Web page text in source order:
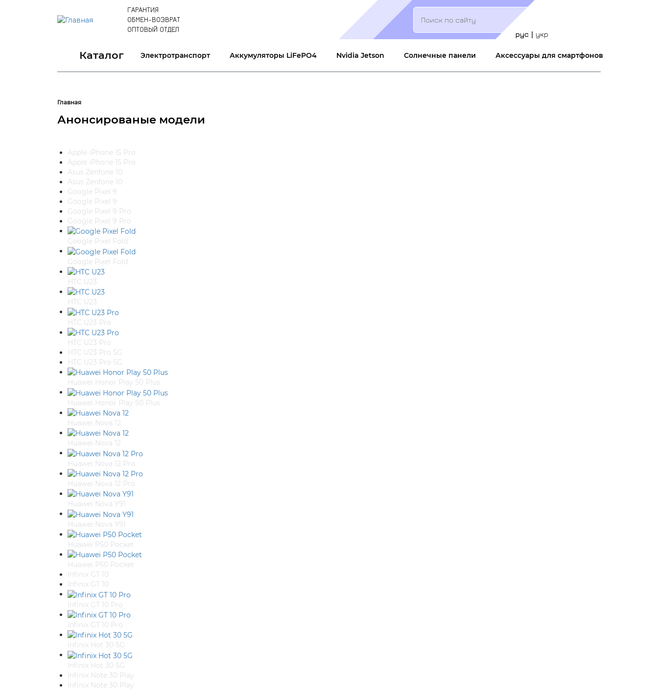
ГАРАНТИЯ
ОБМЕН-ВОЗВРАТ
ОПТОВЫЙ ОТДЕЛ
Search
рус укр
Каталог Электротранспорт Аккумуляторы LiFePO4 Nvidia Jetson Солнечные панели Аксессуары для смартфонов
Главная
Анонсированые модели
Apple iPhone 15 Pro
Apple iPhone 15 Pro
Asus Zenfone 10
Asus Zenfone 10
Google Pixel 9
Google Pixel 9
Google Pixel 9 Pro
Google Pixel 9 Pro
Google Pixel Fold
Google Pixel Fold
HTC U23
HTC U23
HTC U23 Pro
HTC U23 Pro
HTC U23 Pro 5G
HTC U23 Pro 5G
Huawei Honor Play 50 Plus
Huawei Honor Play 50 Plus
Huawei Nova 12
Huawei Nova 12
Huawei Nova 12 Pro
Huawei Nova 12 Pro
Huawei Nova Y91
Huawei Nova Y91
Huawei P50 Pocket
Huawei P50 Pocket
Infinix GT 10
Infinix GT 10
Infinix GT 10 Pro
Infinix GT 10 Pro
Infinix Hot 30 5G
Infinix Hot 30 5G
Infinix Note 30 Play
Infinix Note 30 Play